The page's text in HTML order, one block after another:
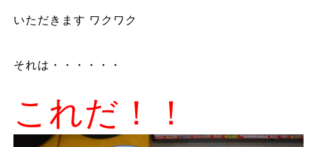
いただきます ワクワク
それは・・・・・・
これだ！！